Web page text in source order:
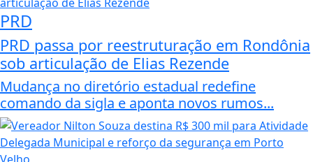
PRD
PRD passa por reestruturação em Rondônia
sob articulação de Elias Rezende
Mudança no diretório estadual redefine
comando da sigla e aponta novos rumos...